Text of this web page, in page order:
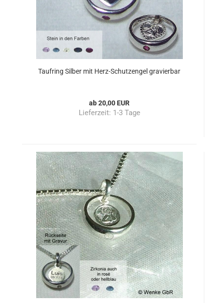
Taufring Silber mit Herz-Schutzengel gravierbar
ab 20,00 EUR
Lieferzeit: 1-3 Tage